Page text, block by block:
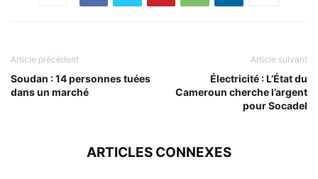
Article précédent
Soudan : 14 personnes tuées
dans un marché
Article suivant
Électricité : L’État du
Cameroun cherche l’argent
pour Socadel
ARTICLES CONNEXES